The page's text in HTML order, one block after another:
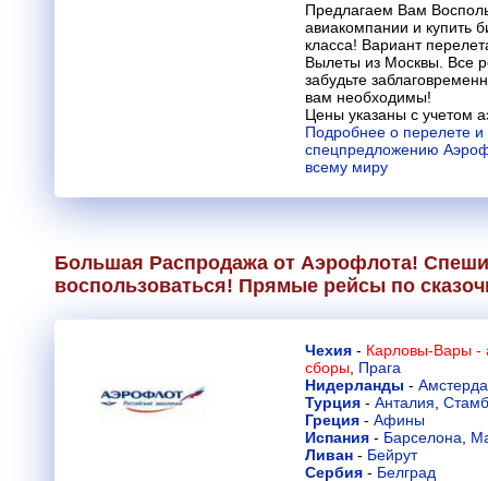
Предлагаем Вам
авиакомпании и купить
класса! Вариант
Вылеты из Москвы. Все
забудьте
вам необходимы!
Цены указаны с учетом
Подробнее о перелете
спецпредложению
всему миру
Большая Распродажа от Аэрофлота!
воспользоваться! Прямые рейсы по
Чехия - Карловы-Вары -
сборы Прага
Нидерланды -
Турция - Анталия
Греция - Афины
Испания - Барселона
Ливан - Бейрут
Сербия - Белград